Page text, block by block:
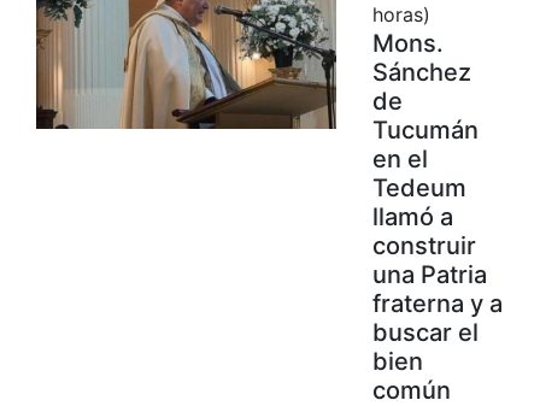
horas)
Mons.
Sánchez
de
Tucumán
en el
Tedeum
llamó a
construir
una Patria
fraterna y a
buscar el
bien
común